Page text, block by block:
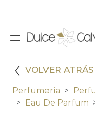
VOLVER ATRÁS
Perfumería
Eau De Parfum